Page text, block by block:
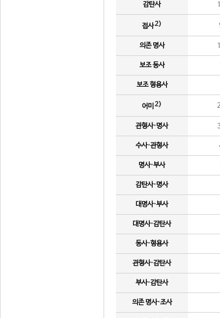
감탄사
접사2)
의존 명사
보조 동사
보조 형용사
어미 2)
관형사·명사
수사·관형사
명사·부사
감탄사·명사
대명사·부사
대명사·감탄사
동사·형용사
관형사·감탄사
부사·감탄사
의존 명사·조사